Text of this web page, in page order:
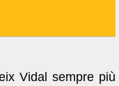
Vidal sempre più